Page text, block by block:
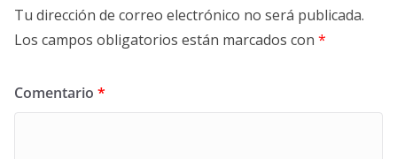
Tu dirección de correo electrónico no será publicada.
Los campos obligatorios están marcados con *
Comentario *